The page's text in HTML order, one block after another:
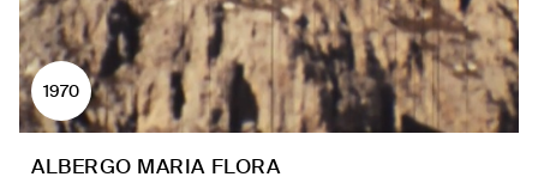
1970
ALBERGO MARIA FLORA